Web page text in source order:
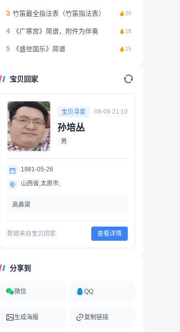
3 竹笛最全指法表（竹笛指法表） 20
4 《广寒宫》简谱，附件为伴奏 18
5 《盛世国乐》简谱 15
宝贝回家
宝贝寻家 08-09 21:10
孙培丛
男
1981-05-26
山西省,太原市,
高鼻梁
数据来自宝贝回家 查看详情
分享到
微信 QQ
生成海报 复制链接